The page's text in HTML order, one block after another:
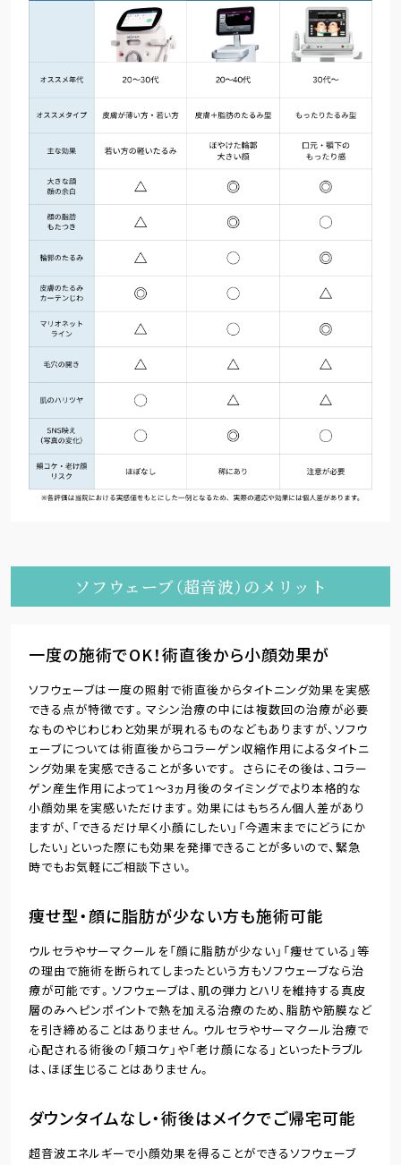
ソフウェーブ（超音波）のメリット
一度の施術でOK！術直後から小顔効果が
ソフウェーブは一度の照射で術直後からタイトニング効果を実感
できる点が特徴です。マシン治療の中には複数回の治療が必要
なものやじわじわと効果が現れるものなどもありますが、ソフウ
ェーブについては術直後からコラーゲン収縮作用によるタイトニ
ング効果を実感できることが多いです。 さらにその後は、コラー
ゲン産生作用によって1～3ヵ月後のタイミングでより本格的な
小顔効果を実感いただけます。効果にはもちろん個人差があり
ますが、「できるだけ早く小顔にしたい」「今週末までにどうにか
したい」といった際にも効果を発揮できることが多いので、緊急
時でもお気軽にご相談下さい。
痩せ型・顔に脂肪が少ない方も施術可能
ウルセラやサーマクールを「顔に脂肪が少ない」「痩せている」等
の理由で施術を断られてしまったという方もソフウェーブなら治
療が可能です。ソフウェーブは、肌の弾力とハリを維持する真皮
層のみへピンポイントで熱を加える治療のため、脂肪や筋膜など
を引き締めることはありません。ウルセラやサーマクール治療で
心配される術後の「頬コケ」や「老け顔になる」といったトラブル
は、ほぼ生じることはありません。
ダウンタイムなし・術後はメイクでご帰宅可能
超音波エネルギーで小顔効果を得ることができるソフウェーブ